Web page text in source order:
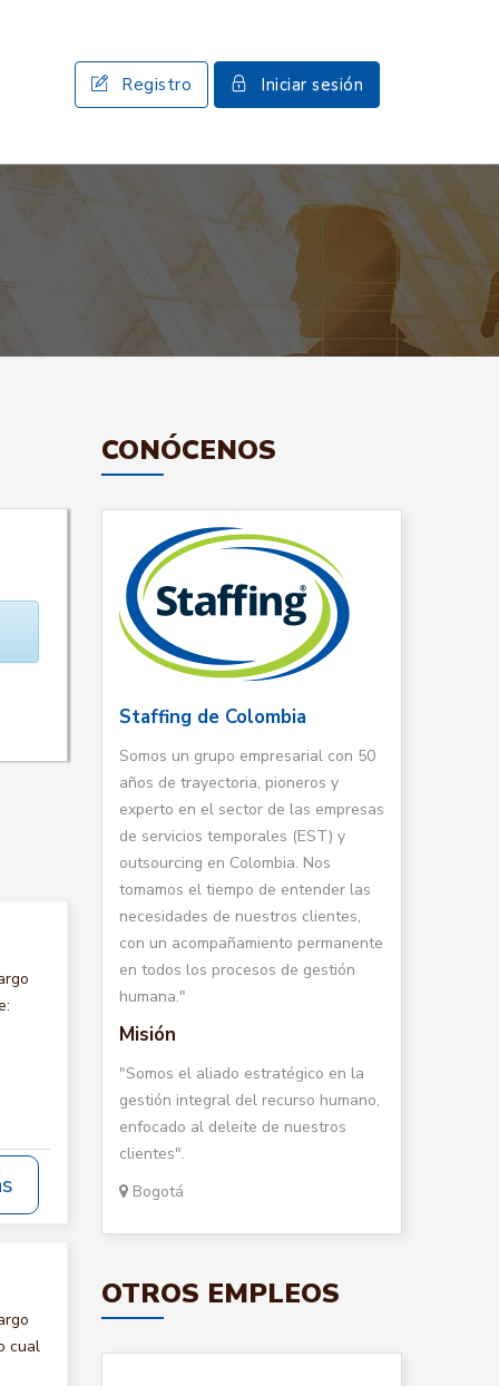
Registro Iniciar sesión
cual
CONÓCENOS
Staffing de Colombia
Somos un grupo empresarial con 50
años de trayectoria, pioneros y
experto en el sector de las empresas
de servicios temporales (EST) y
outsourcing en Colombia. Nos
tomamos el tiempo de entender las
necesidades de nuestros clientes,
con un acompañamiento permanente
en todos los procesos de gestión
humana."
Misión
"Somos el aliado estratégico en la
gestión integral del recurso humano,
enfocado al deleite de nuestros
clientes".
Bogotá
OTROS EMPLEOS